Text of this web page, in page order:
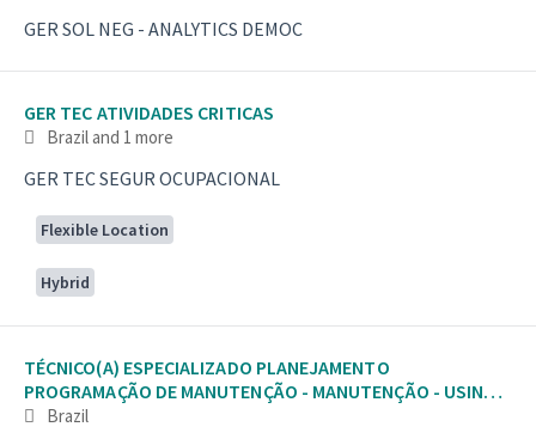
GER SOL NEG - ANALYTICS DEMOC
GER TEC ATIVIDADES CRITICAS
Braziland 1 more
GER TEC SEGUR OCUPACIONAL
Flexible Location
Hybrid
TÉCNICO(A) ESPECIALIZADO PLANEJAMENTO
PROGRAMAÇÃO DE MANUTENÇÃO - MANUTENÇÃO - USINA -
VAGA PREFERE
Brazil